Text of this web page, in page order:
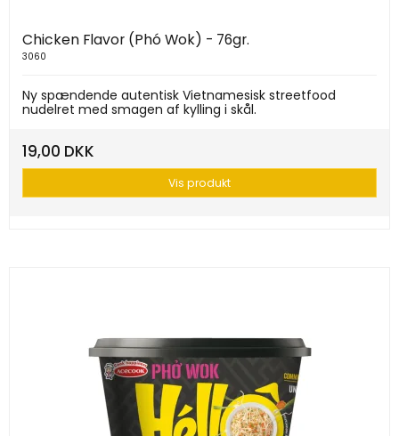
Chicken Flavor (Phó Wok) - 76gr.
3060
Ny spændende autentisk Vietnamesisk streetfood
nudelret med smagen af kylling i skål.
19,00 DKK
Vis produkt